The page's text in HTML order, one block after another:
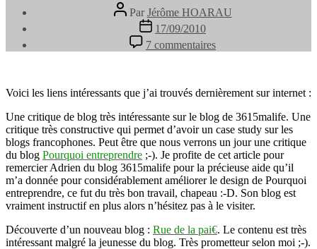
Auteur
de
l’article
Par Jérôme HOARAU
Date
de
l’article
17/09/2010
7 commentaires
Trouvailles
Voici les liens intéressants que j’ai trouvés dernièrement sur internet :
Une critique de blog très intéressante sur le blog de 3615malife. Une
critique très constructive qui permet d’avoir un case study sur les
blogs francophones. Peut être que nous verrons un jour une critique
du blog Pourquoi entreprendre ;-). Je profite de cet article pour
remercier Adrien du blog 3615malife pour la précieuse aide qu’il
m’a donnée pour considérablement améliorer le design de Pourquoi
entreprendre, ce fut du très bon travail, chapeau :-D. Son blog est
vraiment instructif en plus alors n’hésitez pas à le visiter.
Découverte d’un nouveau blog : Rue de la pai€. Le contenu est très
intéressant malgré la jeunesse du blog. Très prometteur selon moi ;-).